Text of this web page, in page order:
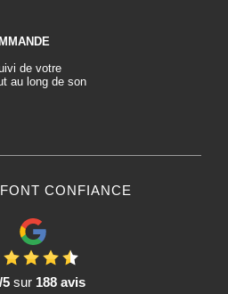
de votre
au long de son
CONFIANCE
5sur 188 avis